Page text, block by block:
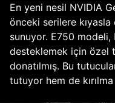
En yeni nesil NVIDIA
önceki serilere
sunuyor. E750 modeli,
desteklemek için özel
donatılmış. Bu
tutuyor hem de